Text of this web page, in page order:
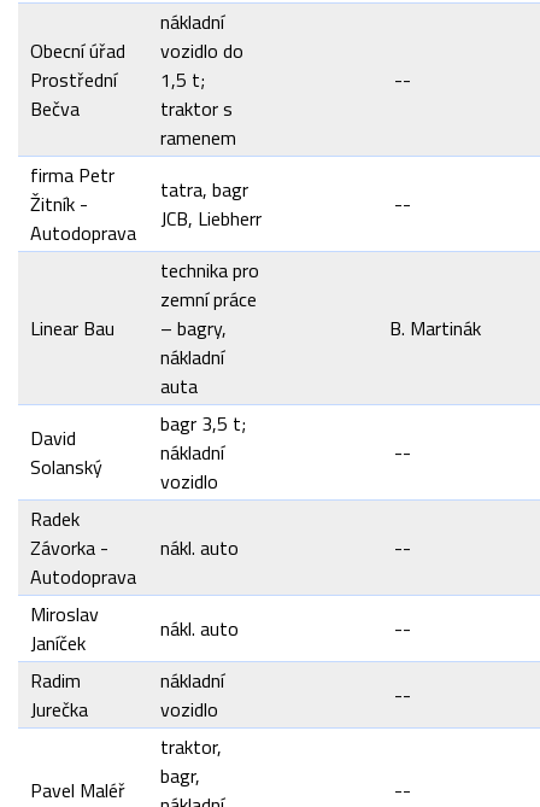
Obecní úřad
Prostřední
Bečva
nákladní
vozidlo do
1,5 t;
traktor s
ramenem
--
firma Petr
Žitník -
Autodoprava
tatra, bagr
JCB, Liebherr
--
Linear Bau
technika pro
zemní práce
– bagry,
nákladní
auta
B. Martinák
David
Solanský
bagr 3,5 t;
nákladní
vozidlo
--
Radek
Závorka -
Autodoprava
nákl. auto --
Miroslav
Janíček
nákl. auto
--
Radim
Jurečka
nákladní
vozidlo
--
Pavel Maléř
traktor,
bagr,
--